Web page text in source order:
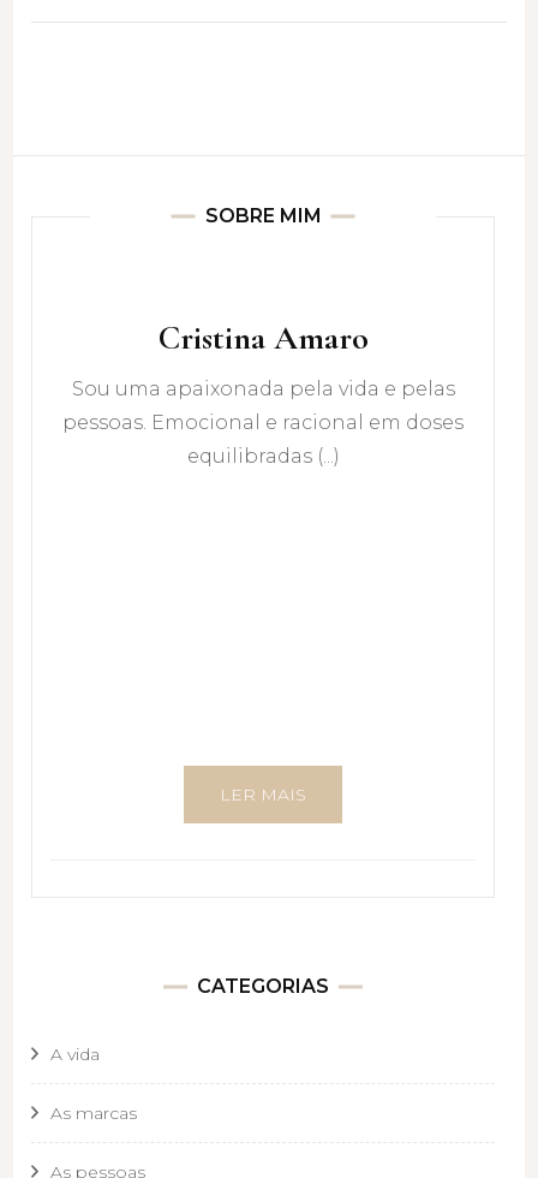
SOBRE MIM
Cristina Amaro
Sou uma apaixonada pela vida e pelas
pessoas. Emocional e racional em doses
equilibradas (...)
LER MAIS
CATEGORIAS
A vida
As marcas
As pessoas